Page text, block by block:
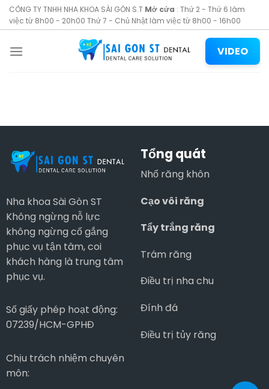
Skip
to
CÔNG TY TNHH NHA KHOA SÀI GÒN S.T Mở cửa : Thứ 2 - Thứ 6 làm
việc từ 8h00 - 20h00 Thứ 7 - Chủ Nhật làm việc từ 8h00 - 16h00
VIDEO
Nha khoa Sài Gòn ST
Không ngừng nỗ lực
không ngừng cố gắng
phục vụ tận tâm, coi
khách hàng là trung tâm
phục vụ.
Số giấy phép hoạt động:
07239/HCM-GPHĐ
Chịu trách nhiệm chuyên
môn:
Tổng quát
Nhổ răng khôn
Cạo vôi răng
Tẩy trắng răng
Trám răng
Điều trị nha chu
Đính đá
Điều trị tủy răng